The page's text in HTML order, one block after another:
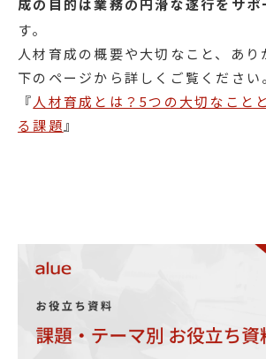
成の目的は業務の円滑な遂行をサポ
す。
人材育成の概要や大切なこと、あり
下のページから詳しくご覧ください
『人材育成とは？5つの大切なこと
る課題』